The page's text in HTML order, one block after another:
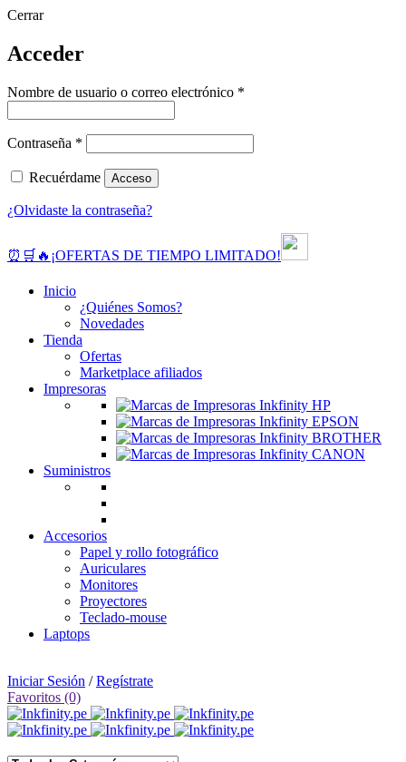
Cerrar
Acceder
Nombre de usuario o correo electrónico *
Contraseña *
Recuérdame Acceso
¿Olvidaste la contraseña?
⏰🛒🔥¡OFERTAS DE TIEMPO LIMITADO!
Inicio
¿Quiénes Somos?
Novedades
Tienda
Ofertas
Marketplace afiliados
Impresoras
Suministros
Accesorios
Papel y rollo fotográfico
Auriculares
Monitores
Proyectores
Teclado-mouse
Laptops
Iniciar Sesión /Regístrate
Favoritos (0)